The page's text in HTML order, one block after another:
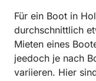
Für ein Boot in
durchschnittlich
Mieten eines
jeedoch je nach
variieren. Hier